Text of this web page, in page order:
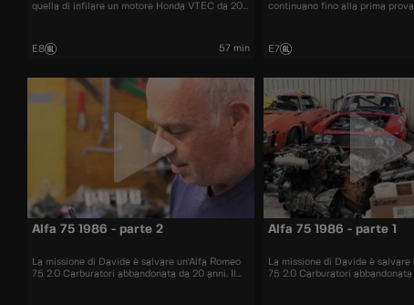
quella di infilare un motore Honda VTEC da 200
E8 57 min
continuano fino alla prima
E7
Alfa 75 1986 - parte 2
La missione di Davide è salvare un'Alfa Romeo
75 2.0 Carburatori abbandonata da 20 anni. Il
Alfa 75 1986 - parte 1
La missione di Davide è salvare
75 2.0 Carburatori